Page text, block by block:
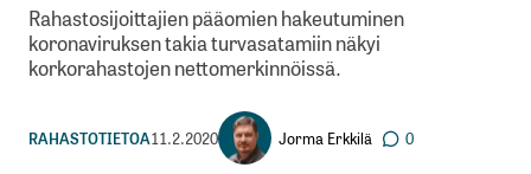
Rahastosijoittajien pääomien hakeutuminen
koronaviruksen takia turvasatamiin näkyi
korkorahastojen nettomerkinnöissä. ​
RAHASTOTIETOA11.2.2020 Jorma Erkkilä 0